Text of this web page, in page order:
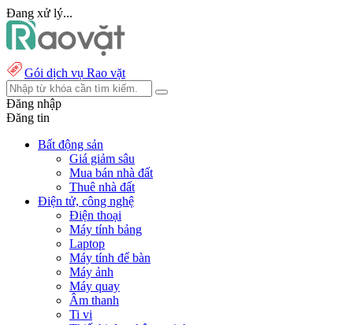
Đang xử lý...
Gói dịch vụ Rao vặt
Đăng nhập
Đăng tin
Bất động sản
Giá giảm sâu
Mua bán nhà đất
Thuê nhà đất
Điện tử, công nghệ
Điện thoại
Máy tính bảng
Laptop
Máy tính để bàn
Máy ảnh
Máy quay
Âm thanh
Ti vi